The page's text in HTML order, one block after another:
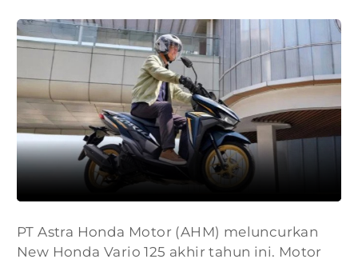
PT Astra Honda Motor (AHM) meluncurkan
New Honda Vario 125 akhir tahun ini. Motor